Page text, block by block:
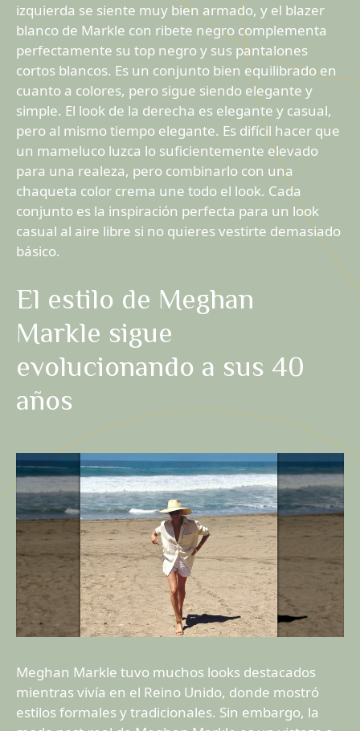
izquierda se siente muy bien armado, y el blazer
blanco de Markle con ribete negro complementa
perfectamente su top negro y sus pantalones
cortos blancos. Es un conjunto bien equilibrado en
cuanto a colores, pero sigue siendo elegante y
simple. El look de la derecha es elegante y casual,
pero al mismo tiempo elegante. Es difícil hacer que
un mameluco luzca lo suficientemente elevado
para una realeza, pero combinarlo con una
chaqueta color crema une todo el look. Cada
conjunto es la inspiración perfecta para un look
casual al aire libre si no quieres vestirte demasiado
básico.
El estilo de Meghan
Markle sigue
evolucionando a sus 40
años
Meghan Markle tuvo muchos looks destacados
mientras vivía en el Reino Unido, donde mostró
estilos formales y tradicionales. Sin embargo, la